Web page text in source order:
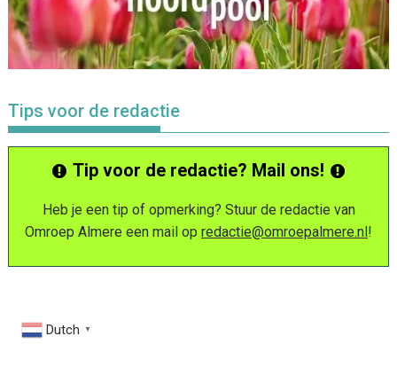
Tips voor de redactie
Tip voor de redactie? Mail ons!
Heb je een tip of opmerking? Stuur de redactie van
Omroep Almere een mail op redactie@omroepalmere.nl!
Dutch ▼